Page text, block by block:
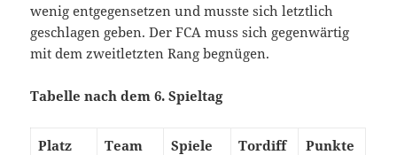
wenig entgegensetzen und musste sich letztlich
geschlagen geben. Der FCA muss sich gegenwärtig
mit dem zweitletzten Rang begnügen.
Tabelle nach dem 6. Spieltag
Platz Team Spiele
Tordiff
Punkte